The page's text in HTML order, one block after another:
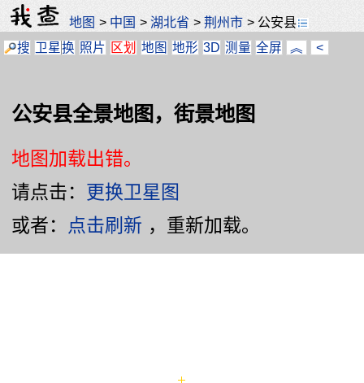
地图 > 中国 >湖北省 >荆州市 > 公安县
搜 卫星换 照片 区划 地图 地形 3D 测量 全屏 ︽ <
公安县全景地图，街景地图
地图加载出错。
请点击： 更换卫星图
或者： 点击刷新 ，重新加载。